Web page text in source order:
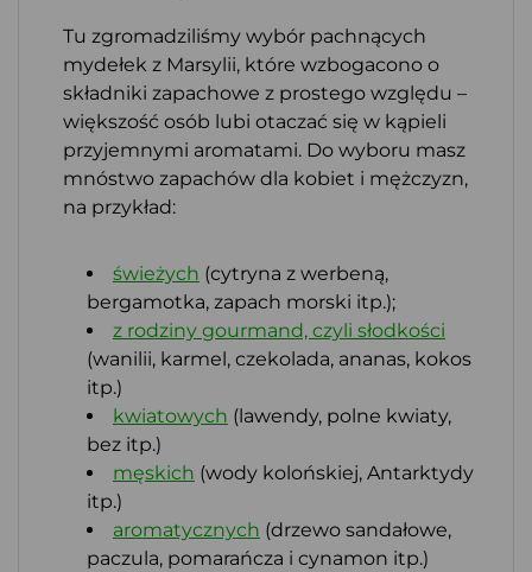
Tu zgromadziliśmy wybór pachnących
mydełek z Marsylii, które wzbogacono o
składniki zapachowe z prostego względu –
większość osób lubi otaczać się w kąpieli
przyjemnymi aromatami. Do wyboru masz
mnóstwo zapachów dla kobiet i mężczyzn,
na przykład:
świeżych (cytryna z werbeną,
bergamotka, zapach morski itp.);
z rodziny gourmand, czyli słodkości
(wanilii, karmel, czekolada, ananas, kokos
itp.)
kwiatowych (lawendy, polne kwiaty,
bez itp.)
męskich (wody kolońskiej, Antarktydy
itp.)
aromatycznych (drzewo sandałowe,
paczula, pomarańcza i cynamon itp.)